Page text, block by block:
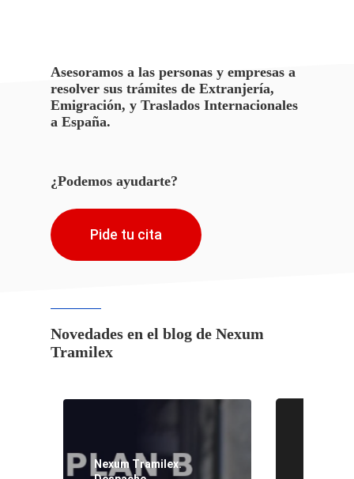
Asesoramos a las personas y empresas a
resolver sus trámites de Extranjería,
Emigración, y Traslados Internacionales
a España.
¿Podemos ayudarte?
Pide tu cita
Novedades en el blog de Nexum
Tramilex
Nexum Tramilex.